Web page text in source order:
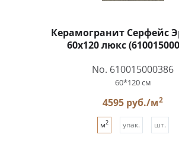
Керамогранит Серфейс
60x120 люкс
No. 610015000386
60*120 см
4595 руб./м2
м2 упак. шт.